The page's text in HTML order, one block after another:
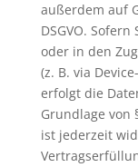
außerdem auf
DSGVO.
oder in den
(z. B. via
erfolgt die
Grundlage von
ist jederzeit